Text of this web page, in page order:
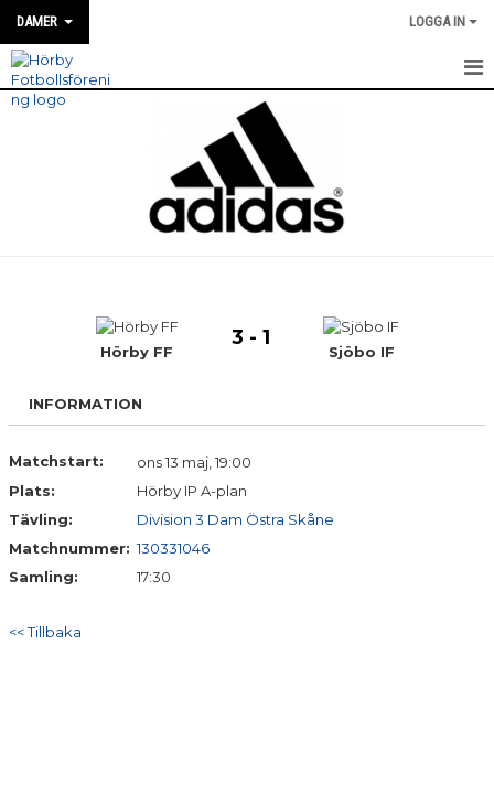
DAMER LOGGA IN
HEM
MATCH INFO / REFERAT
BILDGALLERI
KONTAKT
Hörby FF
3 - 1
Sjöbo IF
INFORMATION
Matchstart:
ons 13 maj, 19:00
Plats:
Hörby IP A-plan
Tävling:
Division 3 Dam Östra Skåne
Matchnummer: 130331046
Samling:
17:30
<< Tillbaka